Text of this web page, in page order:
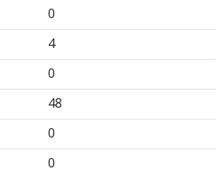
0
4
0
48
0
0